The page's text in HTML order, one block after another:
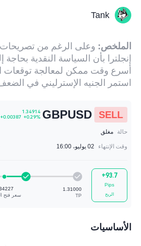
Tank
الملخص: وعلى الرغم من
إنجلترا بأن السياسة النقدية
أسرع وقت ممكن لمعالجة توقعات
استمر الجنيه الإسترليني في
SELL
GBPUSD
حالة مغلق
وقت الإنتهاء 02 يوليو، 16:00
+93.7
Pips
الربح
الأساسيات